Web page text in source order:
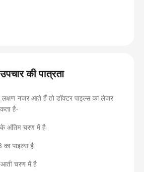
की पात्रता
लक्षण नजर आते हैं तो डॉक्टर पाइल्स का लेजर
है-
अंतिम चरण में है
का पाइल्स है
चरण में है